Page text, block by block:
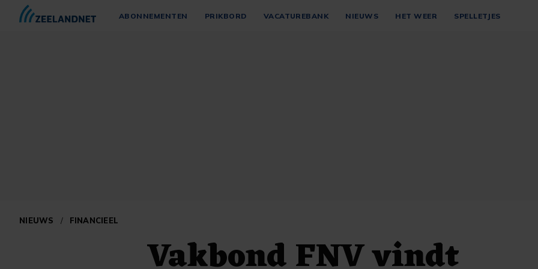
ABONNEMENTEN PRIKBORD VACATUREBANK NIEUWS HET WEER SPELLETJES
NIEUWS / FINANCIEEL